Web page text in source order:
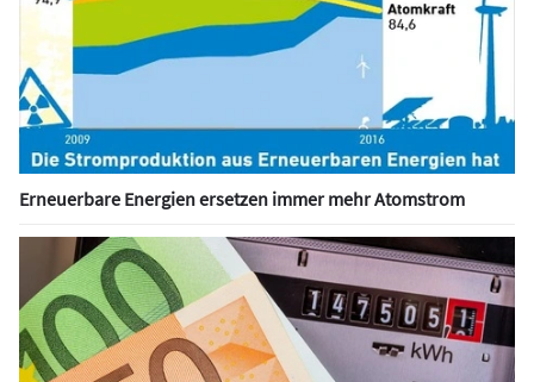
Erneuerbare Energien ersetzen immer mehr Atomstrom